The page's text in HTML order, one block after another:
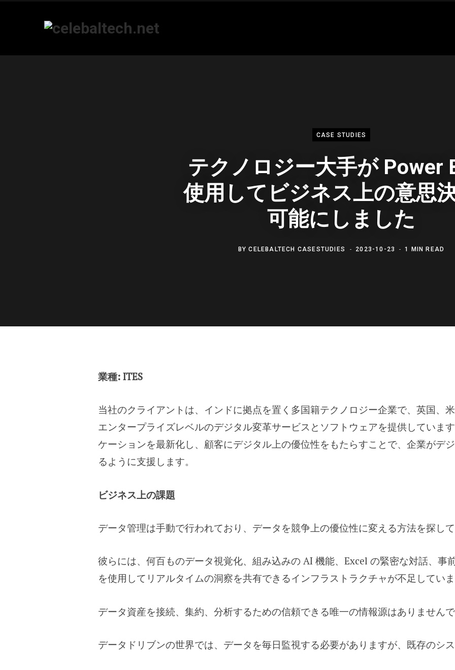
CASE STUDIES
テクノロジー大手が Power
使用してビジネス上の意思
可能にしました
BYCELEBALTECH CASESTUDIES 2023-10-23 1 MIN READ
業種: ITES
当社のクライアントは、インドに拠点を置く多国籍テクノロジー企業で、英国、
エンタープライズレベルのデジタル変革サービスとソフトウェアを提供していま
ケーションを最新化し、顧客にデジタル上の優位性をもたらすことで、企業がデ
るように支援します。 ​
ビジネス上の課題
データ管理は手動で行われており、データを競争上の優位性に変える方法を探し
彼らには、何百ものデータ視覚化、組み込みの AI 機能、Excel の緊密な対話、事
を使用してリアルタイムの洞察を共有できるインフラストラクチャが不足してい
データ資産を接続、集約、分析するための信頼できる唯一の情報源はありません
データドリブンの世界では、データを毎日監視する必要がありますが、既存のシ